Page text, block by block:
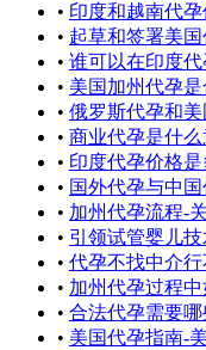
• 印度和越南代
• 起草和签署美
• 谁可以在印度
• 美国加州代孕
• 俄罗斯代孕和
• 商业代孕是什
• 印度代孕价格
• 国外代孕与中
• 加州代孕流程-
• 引领试管婴儿
• 代孕不找中介行
• 加州代孕过程
• 合法代孕需要
• 美国代孕指南-